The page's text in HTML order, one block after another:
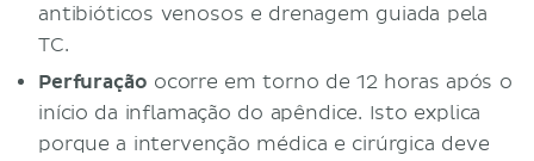
antibióticos venosos e drenagem guiada pela
TC.
Perfuração ocorre em torno de 12 horas após o
início da inflamação do apêndice. Isto explica
porque a intervenção médica e cirúrgica deve